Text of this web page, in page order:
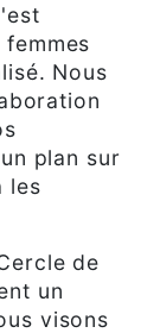
Nous
plan sur
les
de
un
visons